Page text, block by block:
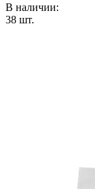
В наличии:
38 шт.